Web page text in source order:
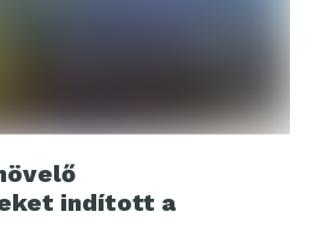
indított a